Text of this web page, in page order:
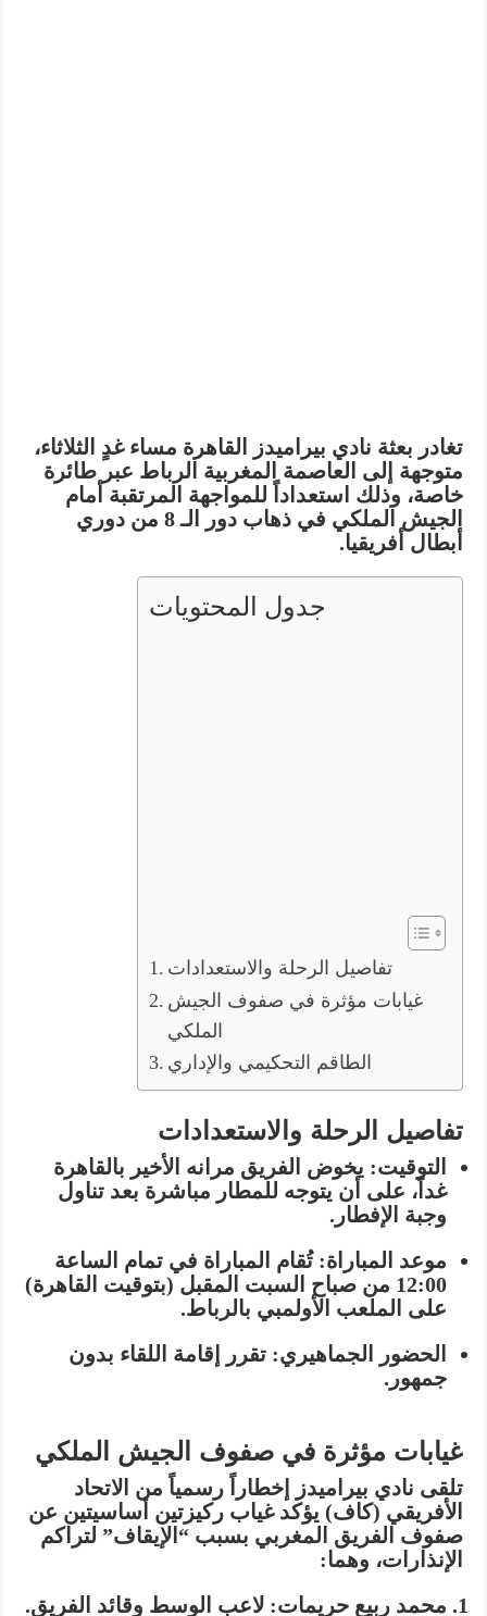
تغادر بعثة نادي بيراميدز
القاهرة مساء غدٍ الثلاثاء،
متوجهة إلى العاصمة المغربية الرباط عبر طائرة
خاصة، وذلك استعداداً للمواجهة المرتقبة أمام
الجيش الملكي
في ذهاب دور الـ 8 من دوري
أبطال أفريقيا.
جدول المحتويات
تفاصيل الرحلة والاستعدادات
غيابات مؤثرة في صفوف الجيش
الملكي
الطاقم التحكيمي والإداري
تفاصيل الرحلة والاستعدادات
التوقيت: يخوض الفريق مرانه الأخير بالقاهرة
غداً، على أن يتوجه للمطار مباشرة بعد تناول
وجبة الإفطار.
موعد المباراة: تُقام المباراة في تمام الساعة
12:00 من صباح السبت المقبل
(بتوقيت القاهرة)
على الملعب الأولمبي بالرباط.
الحضور الجماهيري: تقرر إقامة اللقاء بدون
جمهور .
غيابات مؤثرة في صفوف الجيش الملكي
تلقى نادي بيراميدز إخطاراً رسمياً من الاتحاد
الأفريقي (كاف) يؤكد غياب ركيزتين أساسيتين عن
صفوف الفريق المغربي بسبب “الإيقاف” لتراكم
الإنذارات، وهما:
محمد ربيع حريمات: لاعب الوسط وقائد الفريق.